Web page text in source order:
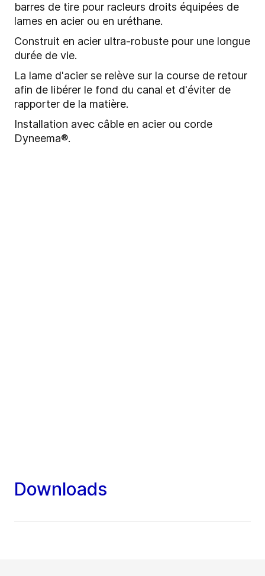
barres de tire pour racleurs droits équipées de
lames en acier ou en uréthane.
Construit en acier ultra-robuste pour une longue
durée de vie.
La lame d'acier se relève sur la course de retour
afin de libérer le fond du canal et d'éviter de
rapporter de la matière.
Installation avec câble en acier ou corde
Dyneema®.
Downloads